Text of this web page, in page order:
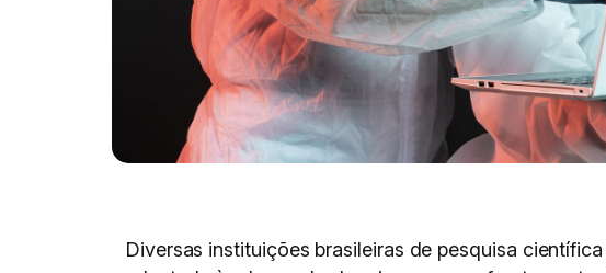
Diversas instituições brasileiras de pesquisa